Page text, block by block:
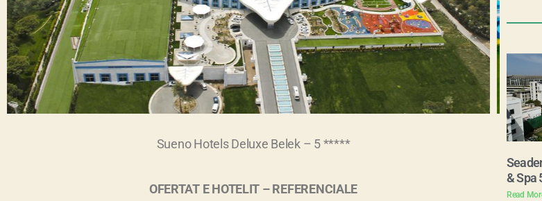
Sueno Hotels Deluxe Belek – 5 *****
OFERTAT E HOTELIT – REFERENCIALE
& Spa
Read